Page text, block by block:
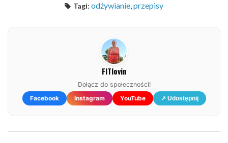
Tagi: odżywianie,przepisy
FITlovin
Dołącz do społeczności!
Facebook
Instagram YouTube ↗ Udostępnij